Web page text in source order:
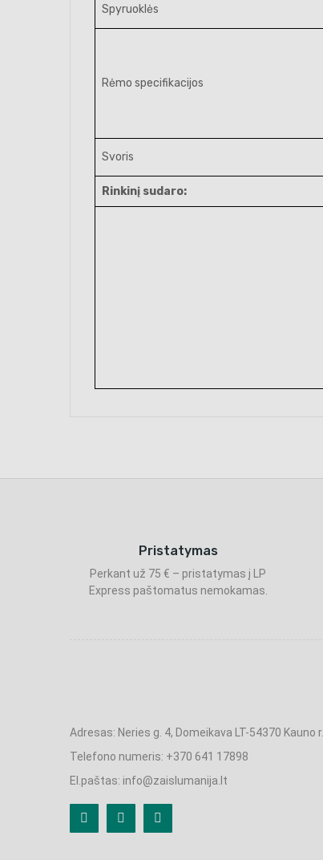
Spyruoklės
Rėmo specifikacijos
Svoris
Rinkinį sudaro:
Pristatymas
Perkant už 75 € – pristatymas į LP
Express paštomatus nemokamas.
Adresas: Neries g. 4, Domeikava LT-54370 Kauno r.
Telefono numeris: +370 641 17898
El.paštas: info@zaislumanija.lt